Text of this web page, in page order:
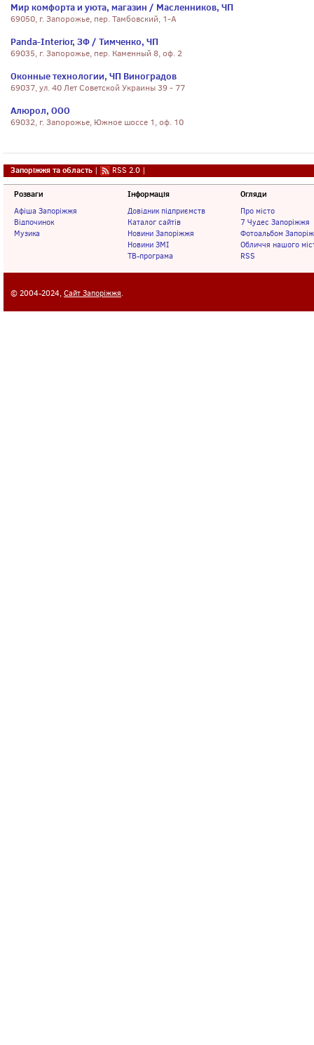
Мир комфорта и уюта, магазин / Масленников, ЧП
69050, г. Запорожье, пер. Тамбовский, 1-А
Panda-Interior, ЗФ / Тимченко, ЧП
69035, г. Запорожье, пер. Каменный 8, оф. 2
Оконные технологии, ЧП Виноградов
69037, ул. 40 Лет Советской Украины 39 - 77
Алюрол, ООО
69032, г. Запорожье, Южное шоссе 1, оф. 10
Запоріжжя та область | RSS 2.0 |
Розваги
Афіша Запоріжжя
Відпочинок
Музика
Інформація
Довідник підприємств
Каталог сайтів
Новини Запоріжжя
Новини ЗМІ
ТВ-програма
Огляди
Про місто
7 Чудес Запоріжжя
Фотоальбом
Обличчя нашого
RSS
© 2004-2024, Сайт Запоріжжя.